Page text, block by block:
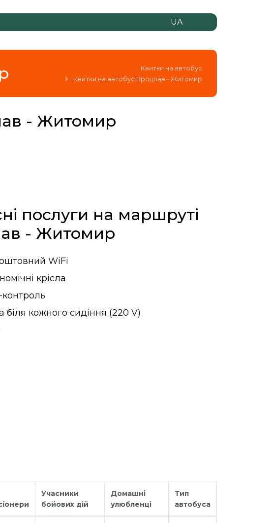
UA
Квитки на автобус
Квитки на автобус Вроцлав - Житомир
- Житомир
послуги на маршруті
- Житомир
WiFi
крісла
контроль
біля кожного сидіння (220 V)
Учасники
бойових дій
Домашні
улюбленці
Тип
автобуса